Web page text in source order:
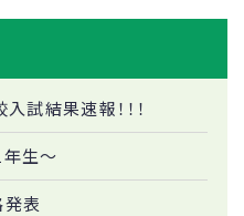
試結果速報！！！
生～
表